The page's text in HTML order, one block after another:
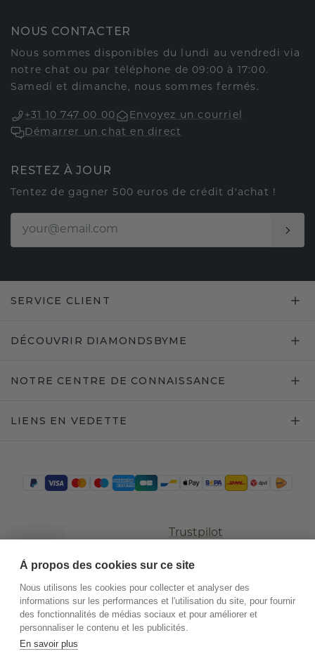
NOUS CONTACTER
Nous sommes disponibles du lundi au vendredi via
notre chat ou par téléphone de 09:00 à 17:00.
Samedi et dimanche, nous sommes fermés.
+31 10 747 00 00
Envoyez un courriel
Démarrer un chat en direct
RESTEZ À JOUR
Tentez de gagner 500 euros de crédit d'achat !
SERVICE CLIENT
DÉCOUVRIR DIAMONDSBYME
NOTRE CENTRE DE CONNAISSANCE
LIENS EN VEDETTE
Trustpilot
À propos des cookies sur ce site
Nous utilisons les cookies pour collecter et analyser des
informations sur les performances et l'utilisation du site, pour fournir
des fonctionnalités de médias sociaux et pour améliorer et
personnaliser le contenu et les publicités.
En savoir plus